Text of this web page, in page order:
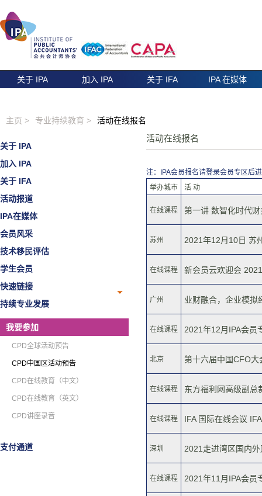
关于 IPA 加入 IPA 关于 IFA IPA 在媒体
主页 > 专业持续教育 > 活动在线报名
关于 IPA
加入 IPA
关于 IFA
活动报道
IPA在媒体
会员风采
技术移民评估
学生会员
快速链接
持续专业发展
我要参加
CPD全球活动预告
CPD中国区活动预告
CPD在线教育（中文）
CPD在线教育（英文）
CPD讲座录音
支付通道
活动在线报名
注：IPA会员报名请登录会员专区后
举办城市
活 动
在线课程 第一讲 数智化时代
苏州 2021年12月10日 苏
在线课程 新会员云欢迎会
广州 业财融合，企业模拟
在线课程 2021年12月IPA会员
北京 第十六届中国CFO
在线课程 东方福利网高级副总
在线课程 IFA 国际在线会议
深圳 2021走进湾区国内
在线课程 2021年11月IPA会员